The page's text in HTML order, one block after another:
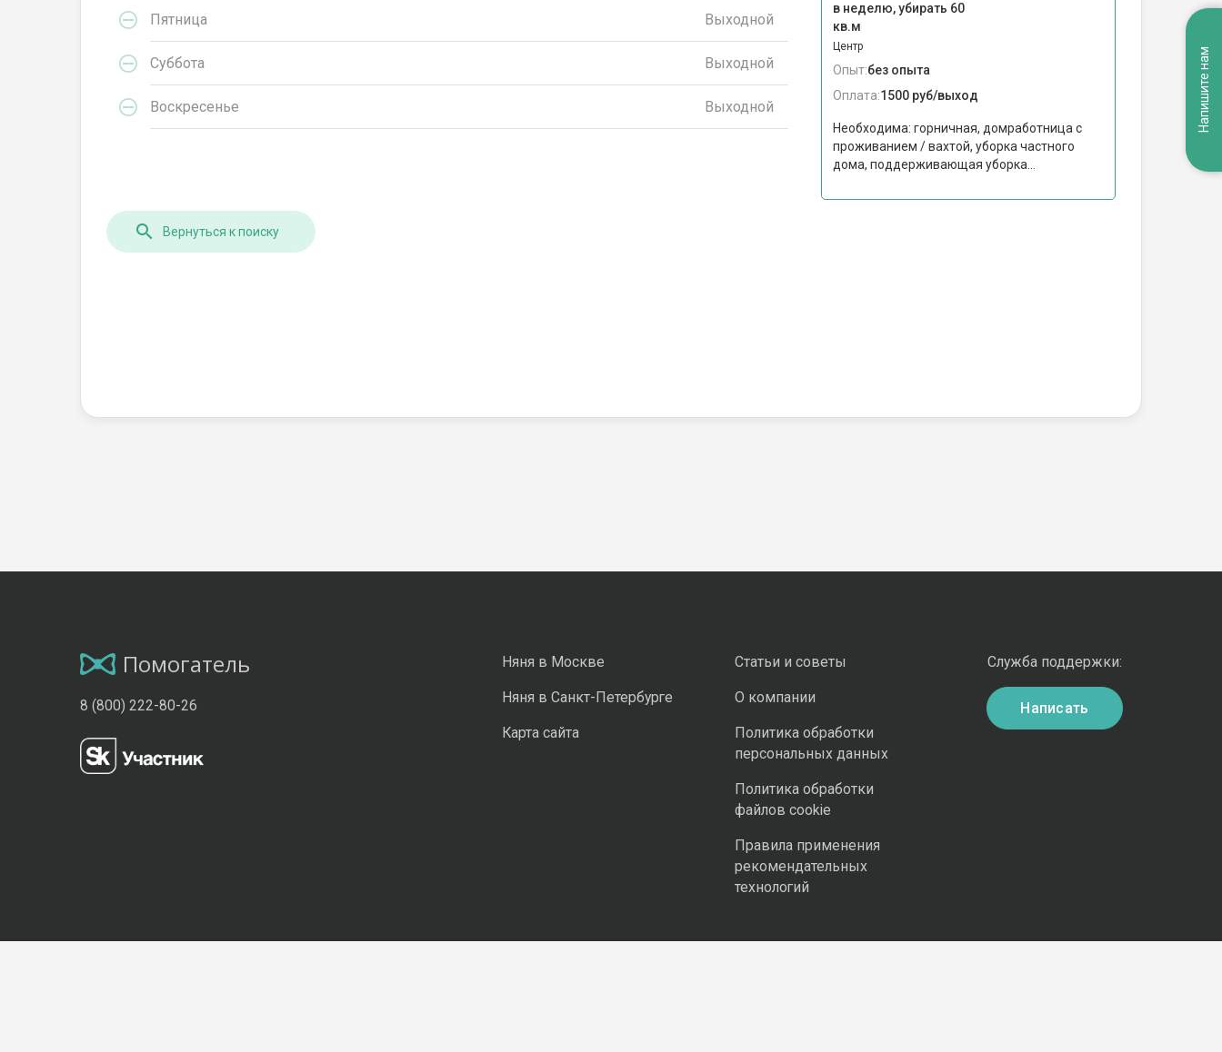
Пятница Выходной
Суббота Выходной
Воскресенье Выходной
в неделю, убирать 60
кв.м
Центр
Опыт:без опыта
Оплата:1500 руб/выход
Необходима: горничная, домработница с
проживанием / вахтой, уборка частного
дома, поддерживающая уборка...
Вернуться к поиску
Помогатель
8 (800) 222-80-26
Няня в Москве
Няня в Санкт-Петербурге
Карта сайта
Статьи и советы
О компании
Политика обработки
персональных данных
Политика обработки
файлов cookie
Правила применения
рекомендательных
технологий
Служба поддержки:
Написать
Напишите нам